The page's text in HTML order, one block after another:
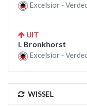
Excelsior -
UIT
I. Bronkhorst
Excelsior -
WISSEL